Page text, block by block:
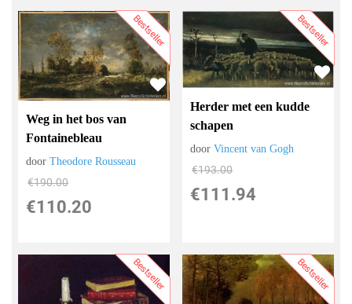
Bestseller
Weg in het bos van
Fontainebleau
doorTheodore Rousseau
€190.00
€110.20
Bestseller
Herder met een kudde
schapen
doorVincent van Gogh
€193.00
€111.94
Bestseller Bestseller